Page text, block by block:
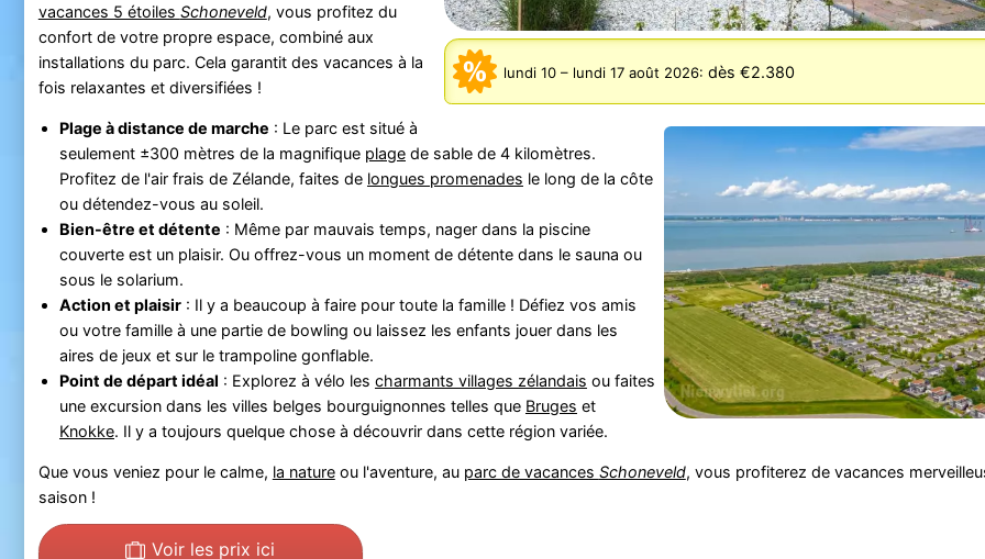
lundi 10– lundi 17 août 2026: dès €2.380
vacances 5 étoiles Schoneveld, vous profitez du
confort de votre propre espace, combiné aux
installations du parc. Cela garantit des vacances à la
fois relaxantes et diversifiées !
Plage à distance de marche : Le parc est situé à
seulement ±300 mètres de la magnifique plagede sable de 4 kilomètres.
Profitez de l'air frais de Zélande, faites de longues promenades le long de la côte
ou détendez-vous au soleil.
Bien-être et détente : Même par mauvais temps, nager dans la piscine
couverte est un plaisir. Ou offrez-vous un moment de détente dans le sauna ou
sous le solarium.
Action et plaisir: Il y a beaucoup à faire pour toute la famille ! Défiez vos amis
ou votre famille à une partie de bowling ou laissez les enfants jouer dans les
aires de jeux et sur le trampoline gonflable.
Point de départ idéal : Explorez à vélo les charmants villages zélandais ou faites
une excursion dans les villes belges bourguignonnes telles que Bruges et
Knokke. Il y a toujours quelque chose à découvrir dans cette région variée.
Que vous veniez pour le calme, la natureou l'aventure, au parc de vacances Schoneveld, vous profiterez de vacances
saison !
Voir les prix ici